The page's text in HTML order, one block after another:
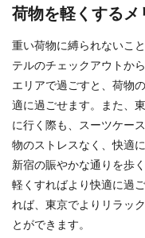
荷物を軽くするメ
重い荷物に縛られないこ
テルのチェックアウトか
エリアで過ごすと、荷物
適に過ごせます。また、
に行く際も、スーツケー
物のストレスなく、快適
新宿の賑やかな通りを歩
軽くすればより快適に過
れば、東京でよりリラッ
とができます。